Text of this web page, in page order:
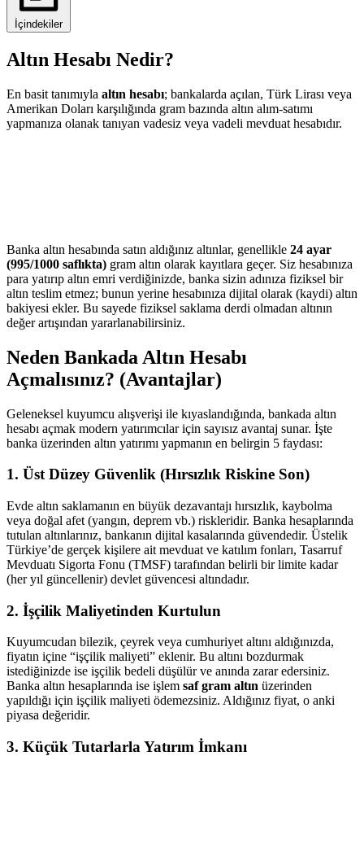
İçindekiler
Altın Hesabı Nedir?
En basit tanımıyla altın hesabı; bankalarda açılan, Türk Lirası veya
Amerikan Doları karşılığında gram bazında altın alım-satımı
yapmanıza olanak tanıyan vadesiz veya vadeli mevduat hesabıdır.
Banka altın hesabında satın aldığınız altınlar, genellikle 24 ayar
(995/1000 saflıkta) gram altın olarak kayıtlara geçer. Siz hesabınıza
para yatırıp altın emri verdiğinizde, banka sizin adınıza fiziksel bir
altın teslim etmez; bunun yerine hesabınıza dijital olarak (kaydi) altın
bakiyesi ekler. Bu sayede fiziksel saklama derdi olmadan altının
değer artışından yararlanabilirsiniz.
Neden Bankada Altın Hesabı
Açmalısınız? (Avantajlar)
Geleneksel kuyumcu alışverişi ile kıyaslandığında, bankada altın
hesabı açmak modern yatırımcılar için sayısız avantaj sunar. İşte
banka üzerinden altın yatırımı yapmanın en belirgin 5 faydası:
1. Üst Düzey Güvenlik (Hırsızlık Riskine Son)
Evde altın saklamanın en büyük dezavantajı hırsızlık, kaybolma
veya doğal afet (yangın, deprem vb.) riskleridir. Banka hesaplarında
tutulan altınlarınız, bankanın dijital kasalarında güvendedir. Üstelik
Türkiye’de gerçek kişilere ait mevduat ve katılım fonları, Tasarruf
Mevduatı Sigorta Fonu (TMSF) tarafından belirli bir limite kadar
(her yıl güncellenir) devlet güvencesi altındadır.
2. İşçilik Maliyetinden Kurtulun
Kuyumcudan bilezik, çeyrek veya cumhuriyet altını aldığınızda,
fiyatın içine “işçilik maliyeti” eklenir. Bu altını bozdurmak
istediğinizde ise işçilik bedeli düşülür ve anında zarar edersiniz.
Banka altın hesaplarında ise işlem saf gram altın üzerinden
yapıldığı için işçilik maliyeti ödemezsiniz. Aldığınız fiyat, o anki
piyasa değeridir.
3. Küçük Tutarlarla Yatırım İmkanı